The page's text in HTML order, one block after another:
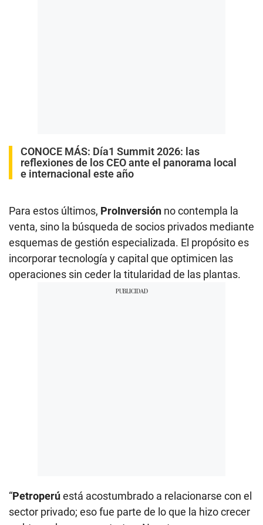
CONOCE MÁS: Día1 Summit 2026: las
reflexiones de los CEO ante el panorama local
e internacional este año
Para estos últimos, ProInversión no contempla la
venta, sino la búsqueda de socios privados mediante
esquemas de gestión especializada. El propósito es
incorporar tecnología y capital que optimicen las
operaciones sin ceder la titularidad de las plantas.
“Petroperúestá acostumbrado a relacionarse con el
sector privado; eso fue parte de lo que la hizo crecer